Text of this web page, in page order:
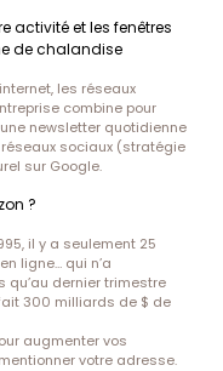
activité et les fenêtres
de chalandise
les réseaux
combine pour
newsletter quotidienne
sociaux (stratégie
sur Google.
?
il y a seulement 25
ligne… qui n’a
dernier trimestre
300 milliards de $ de
augmenter vos
votre adresse.